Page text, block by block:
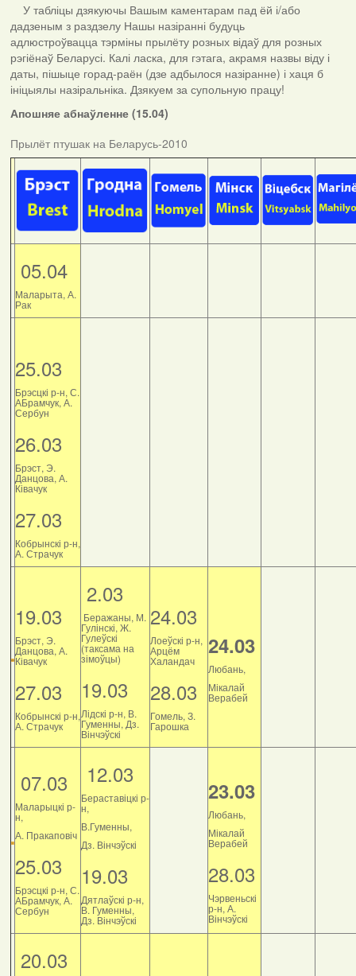
У табліцы дзякуючы Вашым каментарам пад ёй і/або
дадзеным з раздзелу Нашы назіранні будуць
адлюстроўвацца тэрміны прылёту розных відаў для розных
рэгіёнаў Беларусі. Калі ласка, для гэтага, акрамя назвы віду і
даты, пішыце горад-раён (дзе адбылося назіранне) і хаця б
ініцыялы назіральніка. Дзякуем за супольную працу!
Апошняе абнаўленне (15.04)
Прылёт птушак на Беларусь-2010
05.04
Маларыта, А.
Рак
25.03
Брэсцкі р-н, С.
АБрамчук, А.
Сербун
26.03
Брэст, Э.
Данцова, А.
Ківачук
27.03
Кобрынскі р-н,
А. Страчук
19.03
Брэст, Э.
Данцова, А.
Ківачук
27.03
Кобрынскі р-н,
А. Страчук
2.03
Беражаны, М.
Гулінскі, Ж.
Гулеўскі
(таксама на
зімоўцы)
19.03
Лідскі р-н, В.
Гуменны, Дз.
Вінчэўскі
24.03
Лоеўскі р-н,
Арцём
Халандач
28.03
Гомель, З.
Гарошка
24.03
Любань,
Мікалай
Верабей
07.03
Маларыцкі р-
н,
А. Пракаповіч
25.03
Брэсцкі р-н, С.
АБрамчук, А.
Сербун
12.03
Бераставіцкі р-
н,
В.Гуменны,
Дз. Вінчэўскі
19.03
Дятлаўскі р-н,
В. Гуменны,
Дз. Вінчэўскі
23.03
Любань,
Мікалай
Верабей
28.03
Чэрвеньскі
р-н, А.
Вінчэўскі
20.03